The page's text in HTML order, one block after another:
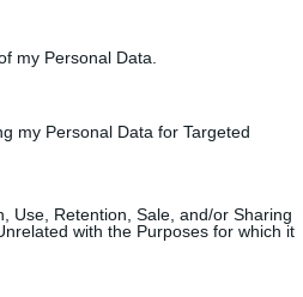
my Personal Data.
my Personal Data for Targeted
Use, Retention, Sale, and/or Sharing
with the Purposes for which it
Ισημερινό Ειρηνικό, «οι
αφήνοντας να διαφανεί
από τα μέσα του Μαΐου
παραπέμπουν σε
του κανονικού στην
τοπικές
ο Παγκόσμιος
πολλών